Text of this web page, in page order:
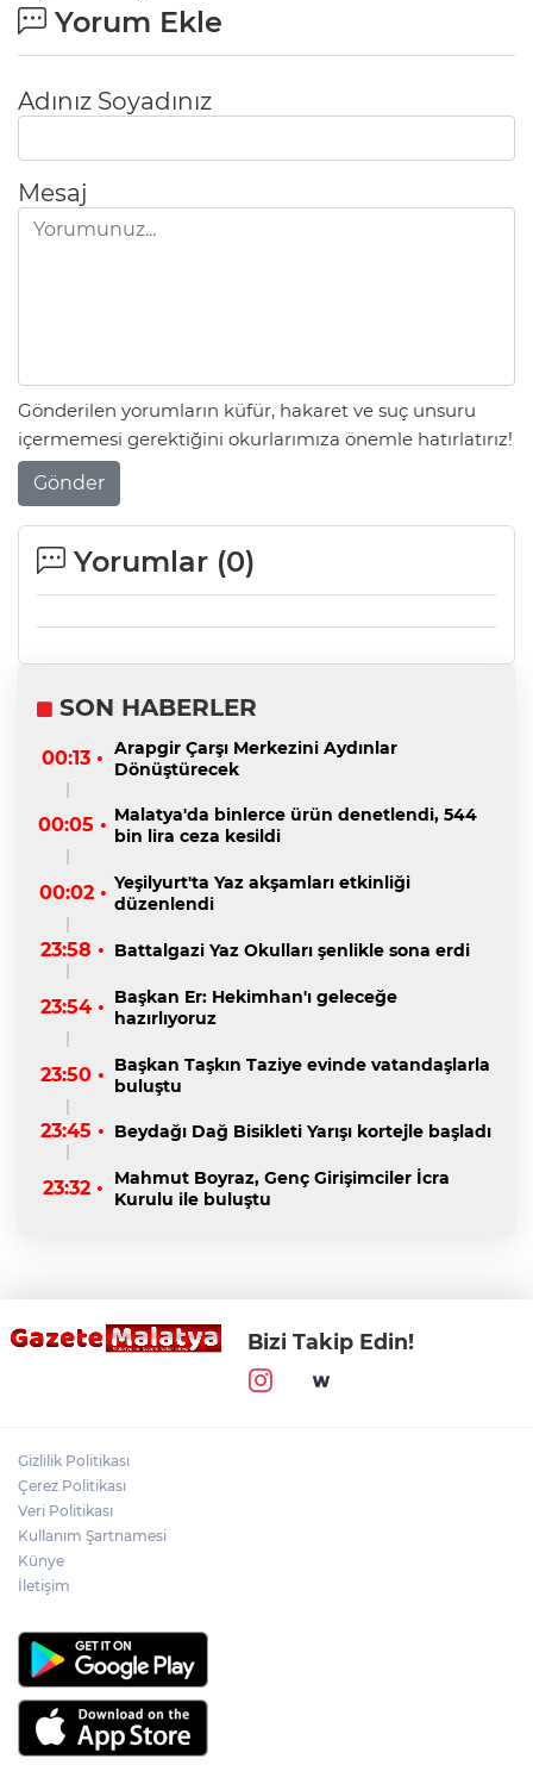
Yorum Ekle
Adınız Soyadınız
Mesaj
Gönderilen yorumların küfür, hakaret ve suç unsuru
içermemesi gerektiğini okurlarımıza önemle hatırlatırız!
Gönder
Yorumlar (0)
SON HABERLER
00:13 • Arapgir Çarşı Merkezini Aydınlar
Dönüştürecek
00:05 • Malatya'da binlerce ürün denetlendi, 544
bin lira ceza kesildi
00:02 • Yeşilyurt'ta Yaz akşamları etkinliği
düzenlendi
23:58 • Battalgazi Yaz Okulları şenlikle sona erdi
23:54 • Başkan Er: Hekimhan'ı geleceğe
hazırlıyoruz
23:50 • Başkan Taşkın Taziye evinde vatandaşlarla
buluştu
23:45 • Beydağı Dağ Bisikleti Yarışı kortejle başladı
23:32 •
Mahmut Boyraz, Genç Girişimciler İcra
Kurulu ile buluştu
Bizi Takip Edin!
Gizlilik Politikası
Çerez Politikası
Veri Politikası
Kullanım Şartnamesi
Künye
İletişim